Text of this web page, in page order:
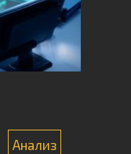
Анализ